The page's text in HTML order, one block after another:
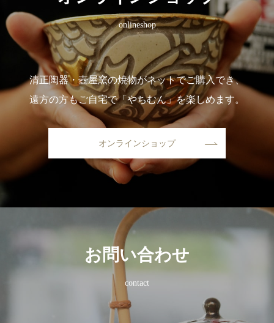
onlineshop
清正陶器・壺屋窯の焼物がネットでご購入でき、
遠方の方もご自宅で「やちむん」を楽しめます。
オンラインショップ
お問い合わせ
contact